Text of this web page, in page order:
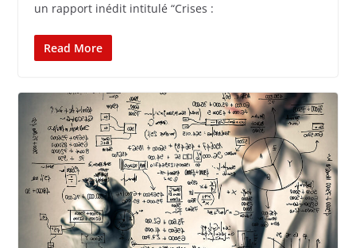
un rapport inédit intitulé “Crises :
Read More